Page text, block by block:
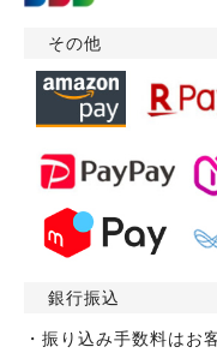
その他
銀行振込
・振り込み手数料はお